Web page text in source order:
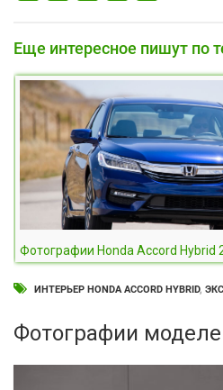
Еще интересное пишут по
Фотографии Honda Accord Hybrid
ИНТЕРЬЕР HONDA ACCORD HYBRID,
Фотографии